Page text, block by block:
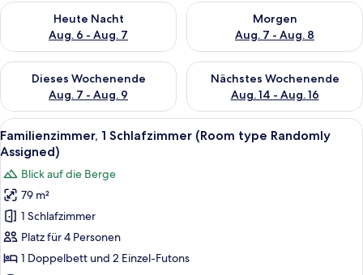
Heute Nacht
Aug. 6 - Aug. 7
Überprüfe die Verfügbarkeit für heute Nacht, Aug. 6 - Aug. 7.
Morgen
Aug. 7 - Aug. 8
Überprüfe die Verfügbarkeit
Dieses Wochenende
Aug. 7 - Aug. 9
Überprüfe die Verfügbarkeit für dieses Wochenende, Aug. 7
Nächstes Wochenende
Aug. 14 - Aug. 16
Überprüfe die Verfügbarkeit
Alle
Fotos
Familienzimmer,
1
Schlafzimmer
(Room
type
Ein 3D-Grundriss einer modernen
3
Familienzimmer, 1 Schlafzimmer (Room type Randomly
Assigned)
Blick auf die Berge
79 m²
1 Schlafzimmer
Platz für 4 Personen
1 Doppelbett und 2 Einzel-Futons